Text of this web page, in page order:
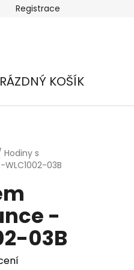
Registrace
KOŠÍK
Hodiny s
03B
-
03B